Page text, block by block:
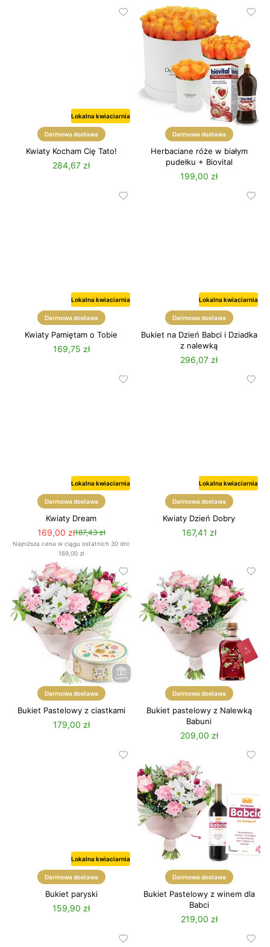
Lokalna kwiaciarnia
Darmowa dostawa
Kwiaty Kocham Cię Tato!
284,67 zł
Darmowa dostawa
Herbaciane róże w białym
pudełku + Biovital
199,00 zł
Lokalna kwiaciarnia
Darmowa dostawa
Kwiaty Pamiętam o Tobie
169,75 zł
Lokalna kwiaciarnia
Darmowa dostawa
Bukiet na Dzień Babci i Dziadka
z nalewką
296,07 zł
Lokalna kwiaciarnia
Darmowa dostawa
Kwiaty Dream
169,00 zł187,43 zł
Najniższa cena w ciągu ostatnich 30 dni:
169,00 zł
Lokalna kwiaciarnia
Darmowa dostawa
Kwiaty Dzień Dobry
167,41 zł
Darmowa dostawa
Bukiet Pastelowy z ciastkami
179,00 zł
Darmowa dostawa
Bukiet pastelowy z Nalewką
Babuni
209,00 zł
Lokalna kwiaciarnia
Darmowa dostawa
Bukiet paryski
159,90 zł
Darmowa dostawa
Bukiet Pastelowy z winem dla
Babci
219,00 zł